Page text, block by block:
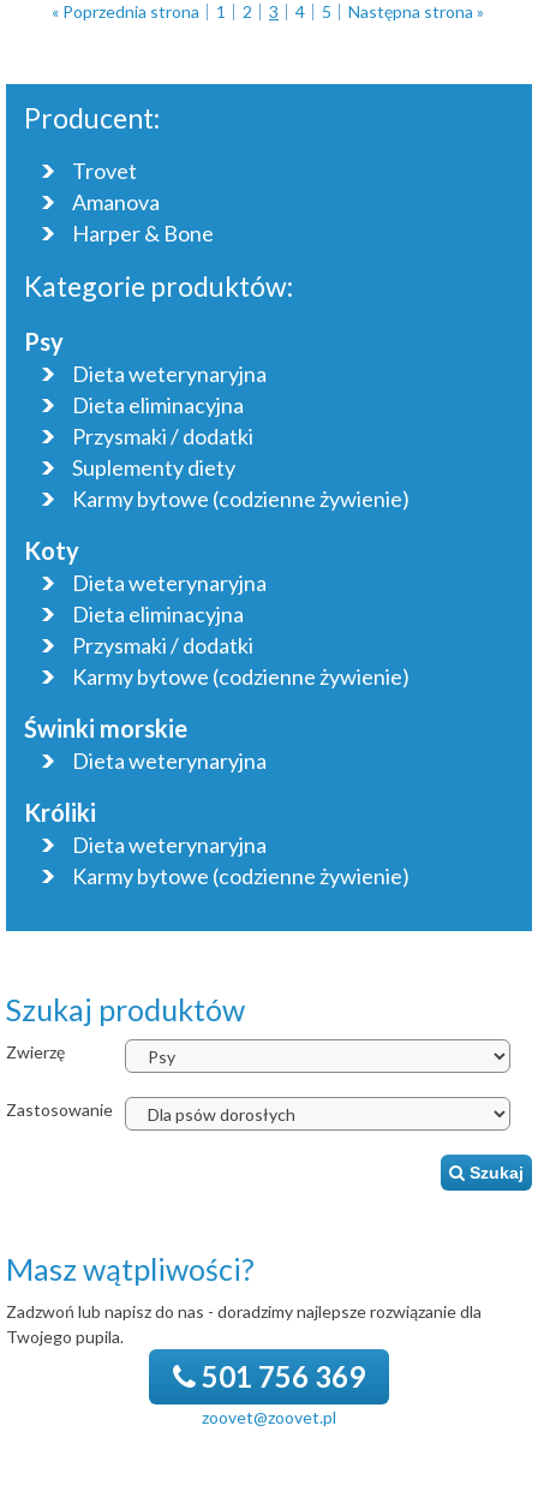
« Poprzednia strona 1 2 3 4 5 Następna strona »
Producent:
Trovet
Amanova
Harper & Bone
Kategorie produktów:
Psy
Dieta weterynaryjna
Dieta eliminacyjna
Przysmaki / dodatki
Suplementy diety
Karmy bytowe (codzienne żywienie)
Koty
Dieta weterynaryjna
Dieta eliminacyjna
Przysmaki / dodatki
Karmy bytowe (codzienne żywienie)
Świnki morskie
Dieta weterynaryjna
Króliki
Dieta weterynaryjna
Karmy bytowe (codzienne żywienie)
Szukaj produktów
Zwierzę
Zastosowanie
Szukaj
Masz wątpliwości?
Zadzwoń lub napisz do nas - doradzimy najlepsze rozwiązanie dla
Twojego pupila.
501 756 369
zoovet@zoovet.pl